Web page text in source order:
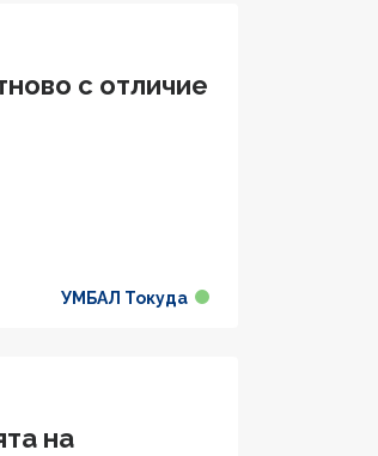
с отличие
УМБАЛ Токуда
на